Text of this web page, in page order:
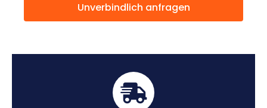
Unverbindlich anfragen